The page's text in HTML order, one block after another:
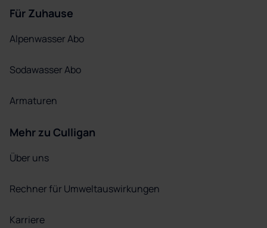
Für Zuhause
Alpenwasser Abo
Sodawasser Abo
Armaturen
Mehr zu Culligan
Über uns
Rechner für Umweltauswirkungen
Karriere